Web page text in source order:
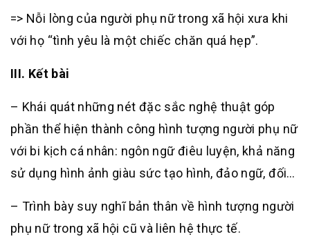
=> Nỗi lòng của người phụ nữ trong xã hội xưa khi
với họ “tình yêu là một chiếc chăn quá hẹp”.
III. Kết bài
– Khái quát những nét đặc sắc nghệ thuật góp
phần thể hiện thành công hình tượng người phụ nữ
với bi kịch cá nhân: ngôn ngữ điêu luyện, khả năng
sử dụng hình ảnh giàu sức tạo hình, đảo ngữ, đối…
– Trình bày suy nghĩ bản thân về hình tượng người
phụ nữ trong xã hội cũ và liên hệ thực tế.